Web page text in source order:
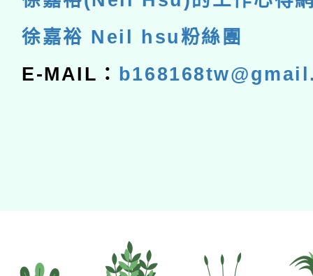
徐嘉裕 Neil hsu粉絲團
E-MAIL：